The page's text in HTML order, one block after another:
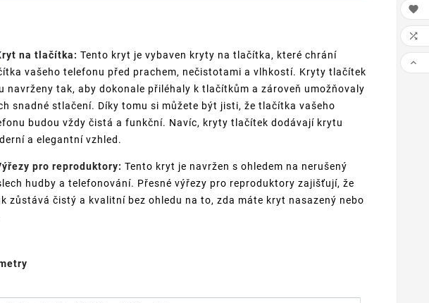
na tlačítka: Tento kryt je vybaven kryty na tlačítka, které chrání
vašeho telefonu před prachem, nečistotami a vlhkostí. Kryty tlačítek
navrženy tak, aby dokonale přiléhaly k tlačítkům a zároveň umožňovaly
snadné stlačení. Díky tomu si můžete být jisti, že tlačítka vašeho
budou vždy čistá a funkční. Navíc, kryty tlačítek dodávají krytu
a elegantní vzhled.
pro reproduktory: Tento kryt je navržen s ohledem na nerušený
hudby a telefonování. Přesné výřezy pro reproduktory zajišťují, že
zůstává čistý a kvalitní bez ohledu na to, zda máte kryt nasazený nebo


